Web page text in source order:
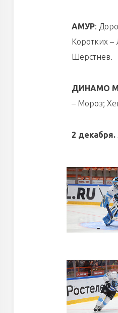
АМУР:
Коротких –
Шерстнев.
ДИНАМО
– Мороз;
2 декабря.